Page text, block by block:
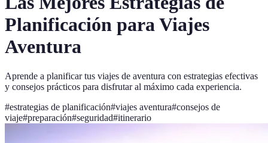
Planificación para Viajes
Aventura
Aprende a planificar tus viajes de aventura con estrategias efectivas
y consejos prácticos para disfrutar al máximo cada experiencia.
#estrategias de planificación#viajes aventura#consejos de
viaje#preparación#seguridad#itinerario